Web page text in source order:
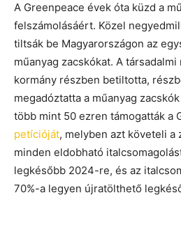
A Greenpeace évek óta küzd a
felszámolásáért. Közel
tiltsák be Magyarországon az
műanyag zacskókat. A társadalmi
kormány részben betiltotta,
megadóztatta a műanyag
több mint 50 ezren támogatták a
petícióját, melyben azt követeli
minden eldobható
legkésőbb 2024-re, és az
70%-a legyen újratölthető